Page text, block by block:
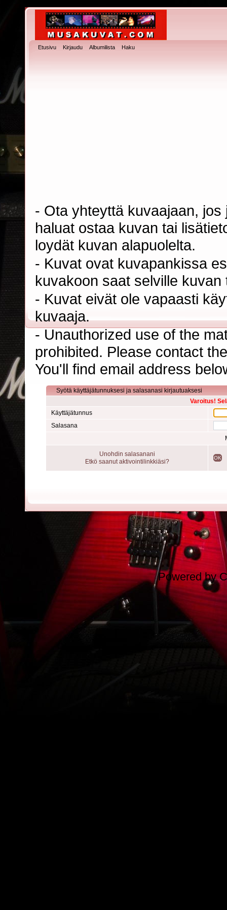
Etusivu Kirjaudu Albumilista Haku
- Ota yhteyttä kuvaajaan,
haluat ostaa kuvan tai
loydät kuvan alapuolelta.
- Kuvat ovat kuvapankissa
kuvakoon saat selville
- Kuvat eivät ole vapaasti
kuvaaja.
- Unauthorized use of the
prohibited. Please contact
You'll find email address
Syötä käyttäjätunnuksesi ja salasanasi kirjautuaksesi
Varoitus!
Käyttäjätunnus
Salasana
Unohdin salasanani
Etkö saanut aktivointilinkkiäsi?
OK
Powered by